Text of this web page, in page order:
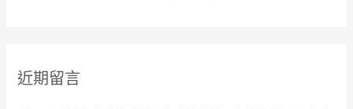
近期留言